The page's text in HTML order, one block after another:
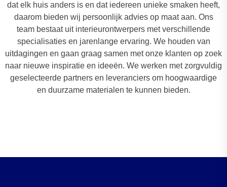
dat elk huis anders is en dat iedereen unieke smaken heeft,
daarom bieden wij persoonlijk advies op maat aan. Ons
team bestaat uit interieurontwerpers met verschillende
specialisaties en jarenlange ervaring. We houden van
uitdagingen en gaan graag samen met onze klanten op zoek
naar nieuwe inspiratie en ideeën. We werken met zorgvuldig
geselecteerde partners en leveranciers om hoogwaardige
en duurzame materialen te kunnen bieden.